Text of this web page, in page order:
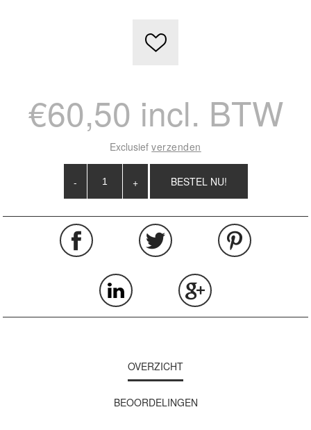
€60,50 incl. BTW
Exclusiefverzenden
- +
OVERZICHT
BEOORDELINGEN